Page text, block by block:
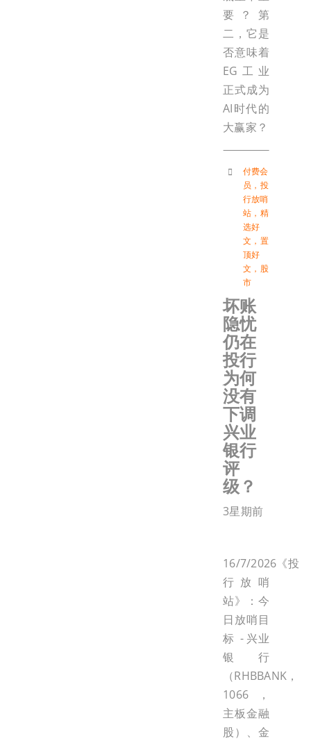
要？第
二，它是
否意味着
EG工业
正式成为
AI时代的
大赢家？
付费会
员 ， 投
行放哨
站 ， 精
选好
文 ， 置
顶好
文 ， 股
市
坏账
隐忧
仍在
投行
为何
没有
下调
兴业
银行
评
级？
3星期前
16/7/2026《投
行放哨
站》：今
日放哨目
标 - 兴业
银行
（RHBBANK，
1066，
主板金融
股）、金